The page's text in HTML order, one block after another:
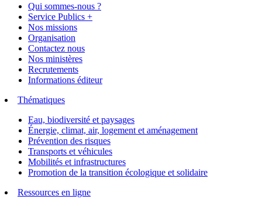
Qui sommes-nous ?
Service Publics +
Nos missions
Organisation
Contactez nous
Nos ministères
Recrutements
Informations éditeur
Thématiques
Eau, biodiversité et paysages
Énergie, climat, air, logement et aménagement
Prévention des risques
Transports et véhicules
Mobilités et infrastructures
Promotion de la transition écologique et solidaire
Ressources en ligne